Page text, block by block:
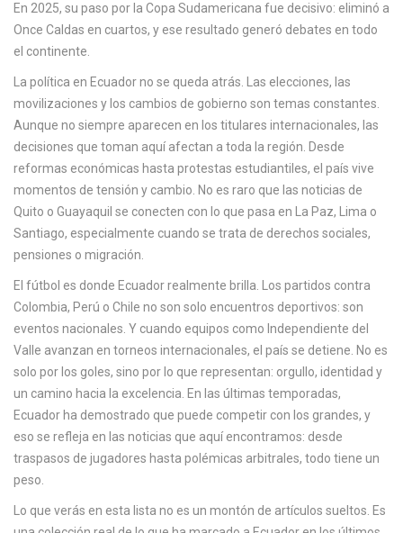
En 2025, su paso por la Copa Sudamericana fue decisivo: eliminó a
Once Caldas en cuartos, y ese resultado generó debates en todo
el continente.
La política en Ecuador no se queda atrás. Las elecciones, las
movilizaciones y los cambios de gobierno son temas constantes.
Aunque no siempre aparecen en los titulares internacionales, las
decisiones que toman aquí afectan a toda la región. Desde
reformas económicas hasta protestas estudiantiles, el país vive
momentos de tensión y cambio. No es raro que las noticias de
Quito o Guayaquil se conecten con lo que pasa en La Paz, Lima o
Santiago, especialmente cuando se trata de derechos sociales,
pensiones o migración.
El fútbol es donde Ecuador realmente brilla. Los partidos contra
Colombia, Perú o Chile no son solo encuentros deportivos: son
eventos nacionales. Y cuando equipos como Independiente del
Valle avanzan en torneos internacionales, el país se detiene. No es
solo por los goles, sino por lo que representan: orgullo, identidad y
un camino hacia la excelencia. En las últimas temporadas,
Ecuador ha demostrado que puede competir con los grandes, y
eso se refleja en las noticias que aquí encontramos: desde
traspasos de jugadores hasta polémicas arbitrales, todo tiene un
peso.
Lo que verás en esta lista no es un montón de artículos sueltos. Es